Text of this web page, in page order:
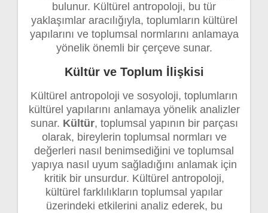
bulunur. Kültürel antropoloji, bu tür
yaklaşımlar aracılığıyla, toplumların kültürel
yapılarını ve toplumsal normlarını anlamaya
yönelik önemli bir çerçeve sunar.
Kültür ve Toplum İlişkisi
Kültürel antropoloji ve sosyoloji, toplumların
kültürel yapılarını anlamaya yönelik analizler
sunar. Kültür, toplumsal yapının bir parçası
olarak, bireylerin toplumsal normları ve
değerleri nasıl benimsediğini ve toplumsal
yapıya nasıl uyum sağladığını anlamak için
kritik bir unsurdur. Kültürel antropoloji,
kültürel farklılıkların toplumsal yapılar
üzerindeki etkilerini analiz ederek, bu